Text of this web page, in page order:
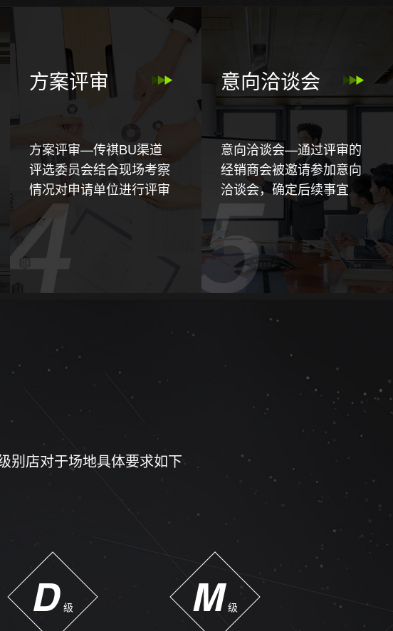
方案评审
方案评审—传祺BU渠道
评选委员会结合现场考察
情况对申请单位进行评审
意向洽谈会
意向洽谈会—通过评审的
经销商会被邀请参加意向
洽谈会，确定后续事宜
别店对于场地具体要求如下
D 级 M 级